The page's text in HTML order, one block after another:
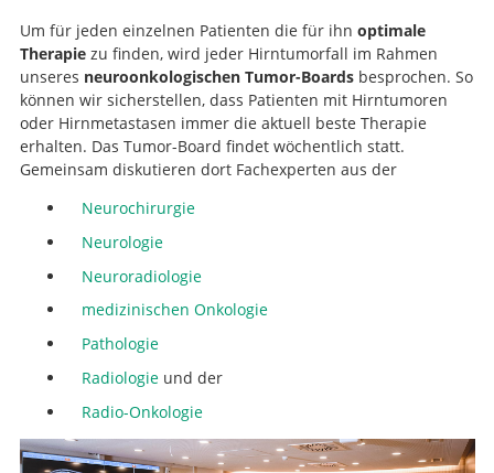
Um für jeden einzelnen Patienten die für ihn optimale
Therapiezu finden, wird jeder Hirntumorfall im Rahmen
unseres neuroonkologischen Tumor-Boardsbesprochen. So
können wir sicherstellen, dass Patienten mit Hirntumoren
oder Hirnmetastasen immer die aktuell beste Therapie
erhalten. Das Tumor-Board findet wöchentlich statt.
Gemeinsam diskutieren dort Fachexperten aus der
Neurochirurgie
Neurologie
Neuroradiologie
medizinischen Onkologie
Pathologie
Radiologieund der
Radio-Onkologie